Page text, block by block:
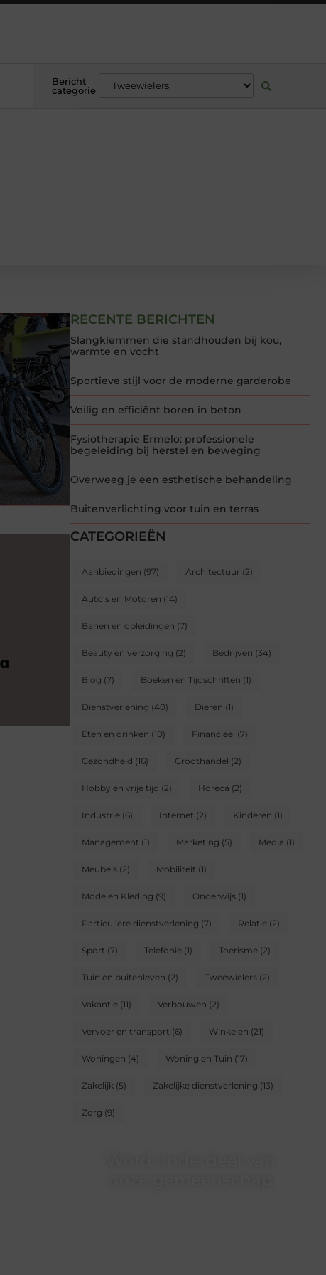
Bericht
categorie
RECENTE BERICHTEN
Slangklemmen die standhouden bij kou,
warmte en vocht
Sportieve stijl voor de moderne garderobe
Veilig en efficiënt boren in beton
Fysiotherapie Ermelo: professionele
begeleiding bij herstel en beweging
Overweeg je een esthetische behandeling
Buitenverlichting voor tuin en terras
CATEGORIEËN
Aanbiedingen (97) Architectuur (2)
Auto’s en Motoren (14)
Banen en opleidingen (7)
Beauty en verzorging (2) Bedrijven (34)
Blog (7) Boeken en Tijdschriften (1)
Dienstverlening (40) Dieren (1)
Eten en drinken (10) Financieel (7)
Gezondheid (16) Groothandel (2)
Hobby en vrije tijd (2) Horeca (2)
Industrie (6) Internet (2) Kinderen (1)
Management (1) Marketing (5) Media (1)
Meubels (2) Mobiliteit (1)
Mode en Kleding (9) Onderwijs (1)
Particuliere dienstverlening (7) Relatie (2)
Sport (7) Telefonie (1) Toerisme (2)
Tuin en buitenleven (2) Tweewielers (2)
Vakantie (11) Verbouwen (2)
Vervoer en transport (6) Winkelen (21)
Woningen (4) Woning en Tuin (17)
Zakelijk (5) Zakelijke dienstverlening (13)
Zorg (9)